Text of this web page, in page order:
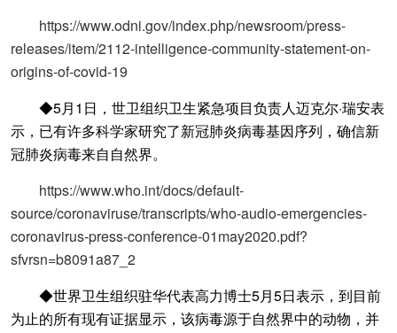
https://www.odni.gov/index.php/newsroom/press-
releases/item/2112-intelligence-community-statement-on-
origins-of-covid-19
◆5月1日，世卫组织卫生紧急项目负责人迈克尔·瑞安表
示，已有许多科学家研究了新冠肺炎病毒基因序列，确信新
冠肺炎病毒来自自然界。
https://www.who.int/docs/default-
source/coronaviruse/transcripts/who-audio-emergencies-
coronavirus-press-conference-01may2020.pdf?
sfvrsn=b8091a87_2
◆世界卫生组织驻华代表高力博士5月5日表示，到目前
为止的所有现有证据显示，该病毒源于自然界中的动物，并